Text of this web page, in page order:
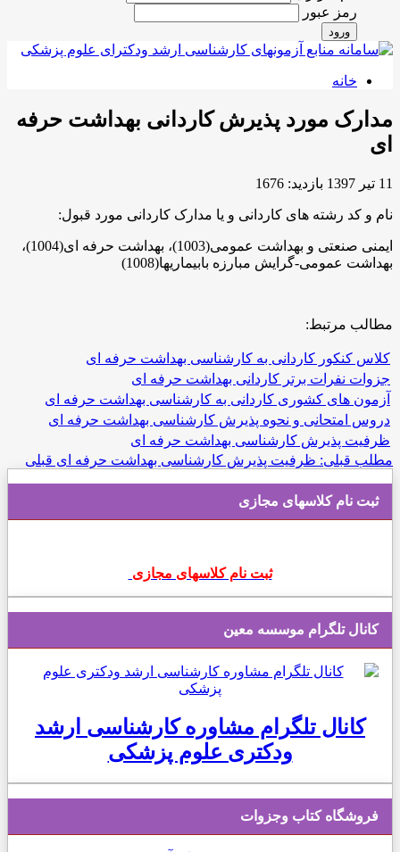
رمز عبور
ورود
خانه
مدارک مورد پذیرش کاردانی بهداشت حرفه
ای
11 تیر 1397 بازدید: 1676
نام و کد رشته های کاردانی و یا مدارک کاردانی مورد قبول:
ایمنی صنعتی و بهداشت عمومی(1003)، بهداشت حرفه ای(1004)،
بهداشت عمومی-گرایش مبارزه بابیماریها(1008)
مطالب مرتبط:
کلاس کنکور کاردانی به کارشناسی بهداشت حرفه ای
جزوات نفرات برتر کاردانی بهداشت حرفه ای
آزمون های كشوری کاردانی به کارشناسی بهداشت حرفه ای
دروس امتحانی و نحوه پذیرش کارشناسی بهداشت حرفه ای
ظرفیت پذیرش کارشناسی بهداشت حرفه ای
مطلب قبلی: ظرفیت پذیرش کارشناسی بهداشت حرفه ای قبلی
ثبت نام کلاسهای مجازی
ثبت نام کلاسهای مجازی
کانال تلگرام موسسه معین
کانال تلگرام مشاوره کارشناسی ارشد
ودکتری علوم پزشکی
فروشگاه کتاب وجزوات